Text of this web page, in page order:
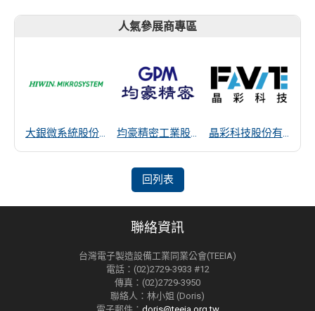
人氣參展商專區
大銀微系統股份有限公司 均豪精密工業股份有限公司 晶彩科技股份有限公司
回列表
聯絡資訊
台灣電子製造設備工業同業公會(TEEIA)
電話：(02)2729-3933 #12
傳真：(02)2729-3950
聯絡人：林小姐 (Doris)